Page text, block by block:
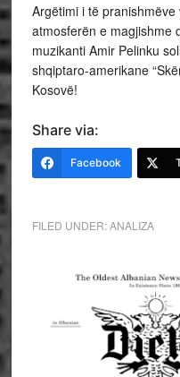
Argëtimi i të
atmosferën e magjishme
muzikanti Amir Pelinku
shqiptaro-amerikane
Kosovë!
Share via:
Facebook
FILED UNDER:ANALIZA